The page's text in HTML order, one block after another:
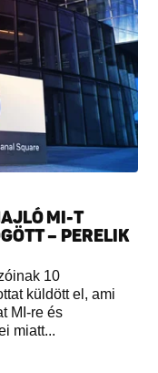
MI-T
– PERELIK
10
küldött el, ami
MI-re és
miatt...